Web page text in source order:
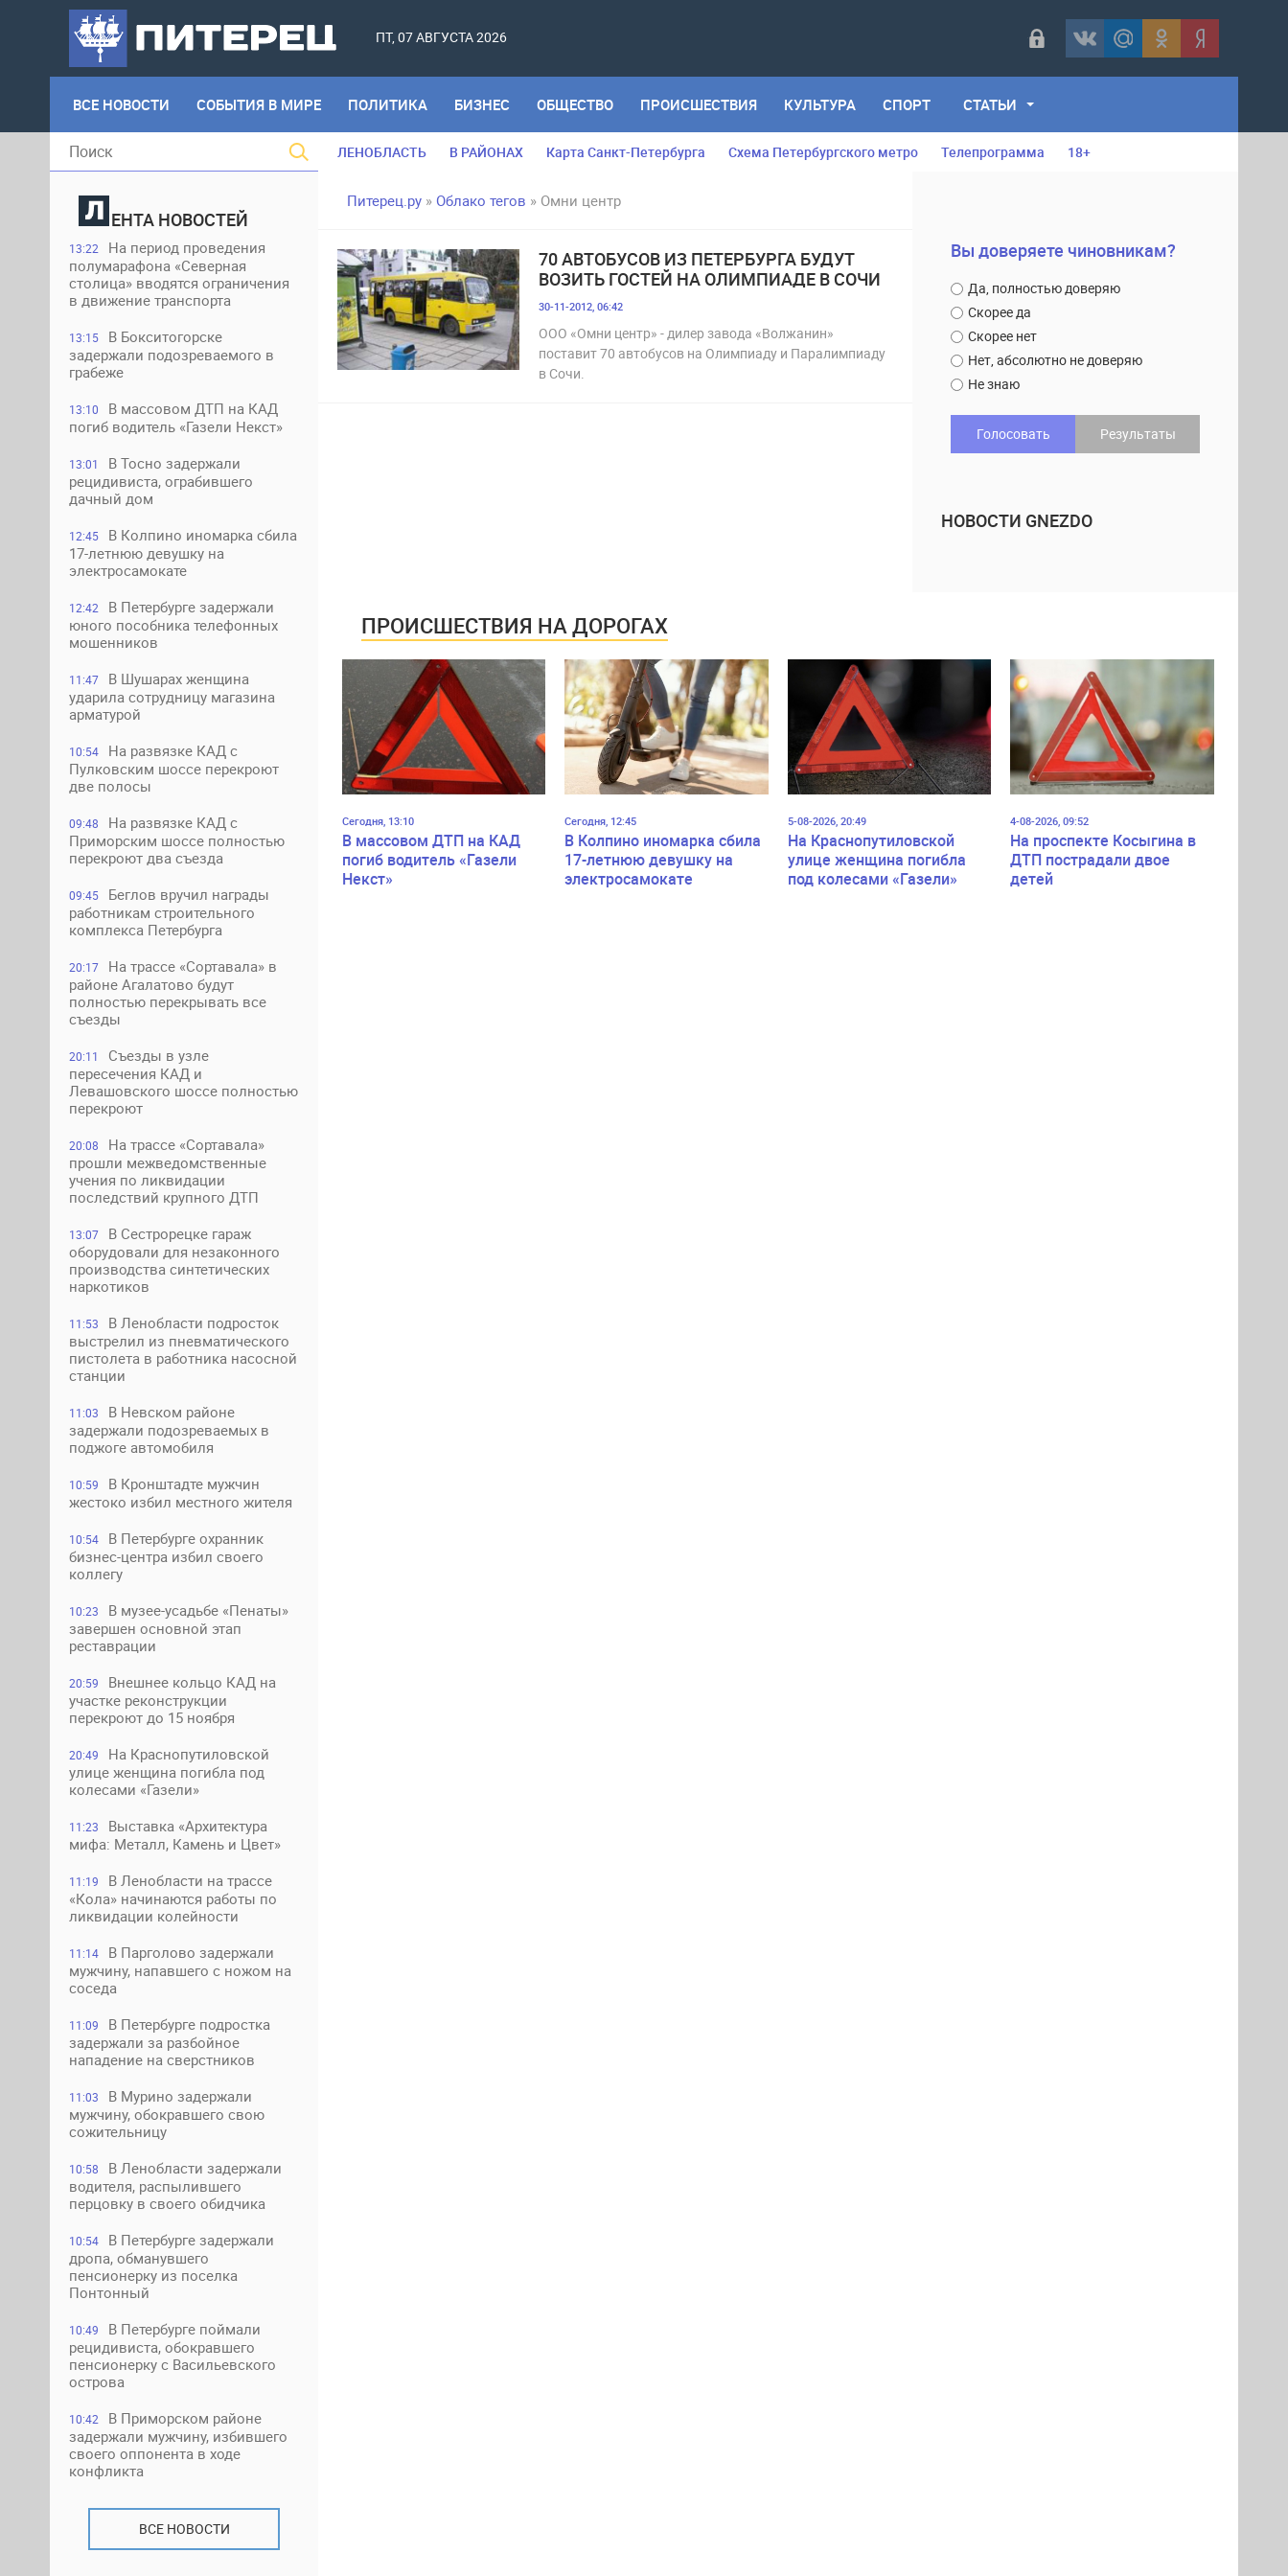
ПТ, 07 АВГУСТА 2026
ВСЕ НОВОСТИ СОБЫТИЯ В МИРЕ ПОЛИТИКА БИЗНЕС ОБЩЕСТВО ПРОИСШЕСТВИЯ КУЛЬТУРА СПОРТ СТАТЬИ
ЕНТА НОВОСТЕЙ
13:22
На период проведения
полумарафона «Северная
столица» вводятся ограничения
в движение транспорта
13:15
В Бокситогорске
задержали подозреваемого в
грабеже
13:10
В массовом ДТП на КАД
погиб водитель «Газели Некст»
13:01
В Тосно задержали
рецидивиста, ограбившего
дачный дом
12:45
В Колпино иномарка сбила
17-летнюю девушку на
электросамокате
12:42
В Петербурге задержали
юного пособника телефонных
мошенников
11:47
В Шушарах женщина
ударила сотрудницу магазина
арматурой
10:54
На развязке КАД с
Пулковским шоссе перекроют
две полосы
09:48
На развязке КАД с
Приморским шоссе полностью
перекроют два съезда
09:45
Беглов вручил награды
работникам строительного
комплекса Петербурга
20:17
На трассе «Сортавала» в
районе Агалатово будут
полностью перекрывать все
съезды
20:11
Съезды в узле
пересечения КАД и
Левашовского шоссе полностью
перекроют
20:08
На трассе «Сортавала»
прошли межведомственные
учения по ликвидации
последствий крупного ДТП
13:07
В Сестрорецке гараж
оборудовали для незаконного
производства синтетических
наркотиков
11:53
В Ленобласти подросток
выстрелил из пневматического
пистолета в работника насосной
станции
11:03
В Невском районе
задержали подозреваемых в
поджоге автомобиля
10:59
В Кронштадте мужчин
жестоко избил местного жителя
10:54
В Петербурге охранник
бизнес-центра избил своего
коллегу
10:23
В музее-усадьбе «Пенаты»
завершен основной этап
реставрации
20:59
Внешнее кольцо КАД на
участке реконструкции
перекроют до 15 ноября
20:49
На Краснопутиловской
улице женщина погибла под
колесами «Газели»
11:23
Выставка «Архитектура
мифа: Металл, Камень и Цвет»
11:19
В Ленобласти на трассе
«Кола» начинаются работы по
ликвидации колейности
11:14
В Парголово задержали
мужчину, напавшего с ножом на
соседа
11:09
В Петербурге подростка
задержали за разбойное
нападение на сверстников
11:03
В Мурино задержали
мужчину, обокравшего свою
сожительницу
10:58
В Ленобласти задержали
водителя, распылившего
перцовку в своего обидчика
10:54
В Петербурге задержали
дропа, обманувшего
пенсионерку из поселка
Понтонный
10:49
В Петербурге поймали
рецидивиста, обокравшего
пенсионерку с Васильевского
острова
10:42
В Приморском районе
задержали мужчину, избившего
своего оппонента в ходе
конфликта
ВСЕ НОВОСТИ
ЛЕНОБЛАСТЬ В РАЙОНАХ Карта Санкт-Петербурга Схема Петербургского метро Телепрограмма 18+
Питерец.ру » Облако тегов » Омни центр
70 АВТОБУСОВ ИЗ ПЕТЕРБУРГА БУДУТ
ВОЗИТЬ ГОСТЕЙ НА ОЛИМПИАДЕ В СОЧИ
30-11-2012, 06:42
ООО «Омни центр» - дилер завода «Волжанин»
поставит 70 автобусов на Олимпиаду и Паралимпиаду
в Сочи.
Вы доверяете чиновникам?
Да, полностью доверяю
Скорее да
Скорее нет
Нет, абсолютно не доверяю
Не знаю
Голосовать Результаты
НОВОСТИ GNEZDO
ПРОИСШЕСТВИЯ НА ДОРОГАХ
Сегодня, 13:10
В массовом ДТП на КАД
погиб водитель «Газели
Некст»
Сегодня, 12:45
В Колпино иномарка сбила
17-летнюю девушку на
электросамокате
5-08-2026, 20:49
На Краснопутиловской
улице женщина погибла
под колесами «Газели»
4-08-2026, 09:52
На проспекте Косыгина в
ДТП пострадали двое
детей